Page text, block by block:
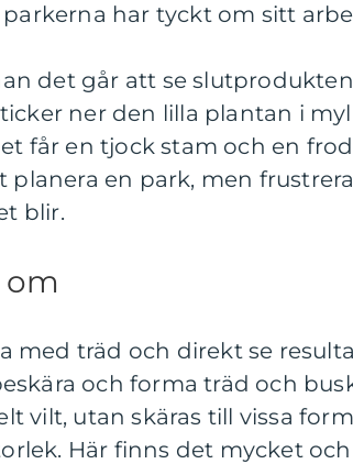
har tyckt om sitt
det går att se
ner den lilla plantan i
får en tjock stam och en
en park, men
blir.
om
med träd och direkt se
och forma träd och
vilt, utan skäras till vissa
Här finns det mycket